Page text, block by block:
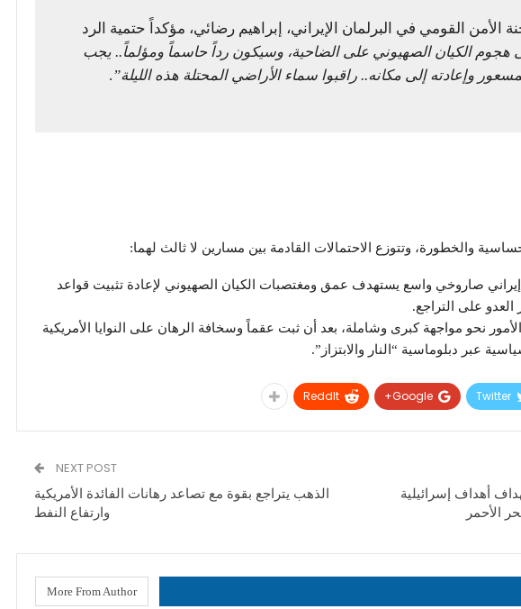
القومي في البرلمان الإيراني، إبراهيم رضائي، مؤكداً حتمية الرد
هجوم الكيان الصهيوني على الضاحية، وسيكون رداً حاسماً ومؤلماً.. يجب
وإعادته إلى مكانه.. راقبوا سماء الأراضي المحتلة هذه الليلة”.
والخطورة، وتتوزع الاحتمالات القادمة بين مسارين لا ثالث لهما:
صاروخي واسع يستهدف عمق ومغتصبات الكيان الصهيوني لإعادة تثبيت قواعد
العدو على التراجع.
نحو مواجهة كبرى وشاملة، بعد أن ثبت عقماً وسخافة الرهان على النوايا الأمريكية
عبر دبلوماسية “النار والابتزاز”.
Twitter
Google+
ReddIt
أهداف إسرائيلية
الأحمر
NEXT POST
الذهب يتراجع بقوة مع تصاعد رهانات الفائدة الأمريكية
وارتفاع النفط
More From Author